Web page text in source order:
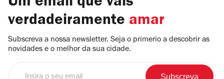
verdadeiramente amar
Subscreva a nossa newsletter. Seja o primerio a descobrir as
novidades e o melhor da sua cidade.